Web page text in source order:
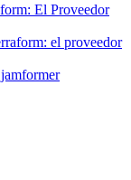
El Proveedor
el proveedor